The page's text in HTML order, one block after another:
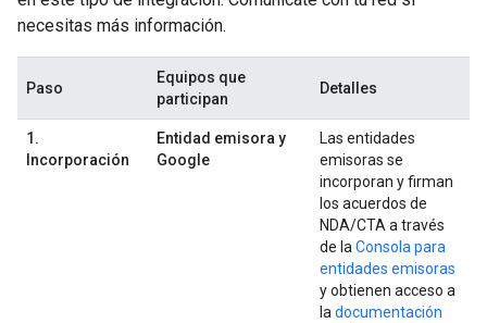
necesitas más información.
Paso
Equipos que
participan
Detalles
1.
Incorporación
Entidad emisora y
Google
Las entidades
emisoras se
incorporan y firman
los acuerdos de
NDA/CTA a través
de laConsola para
entidades emisoras
y obtienen acceso a
ladocumentación